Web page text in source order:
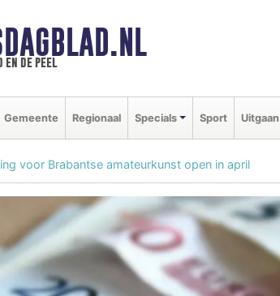
de peel
Gemeente Regionaal Specials Sport Uitgaan
voor Brabantse amateurkunst open in april